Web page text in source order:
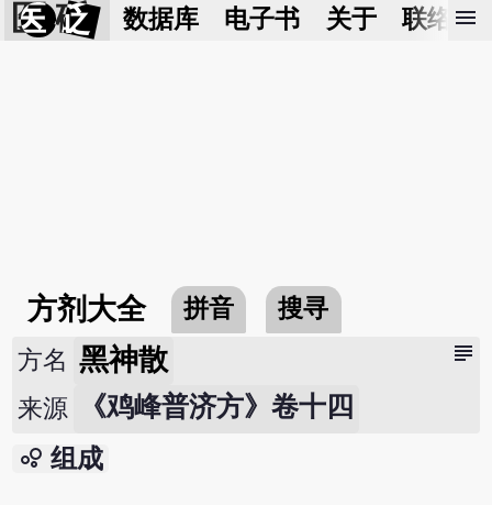
医 砭 数据库 电子书 关于 联络我
menu
方剂大全 拼音 搜寻
subject
方名 黑神散
来源 《鸡峰普济方》卷十四
bubble_chart 组成